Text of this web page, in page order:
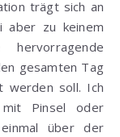
trägt sich an
aber zu keinem
gesamten Tag
werden soll. Ich
Pinsel oder
einmal über der